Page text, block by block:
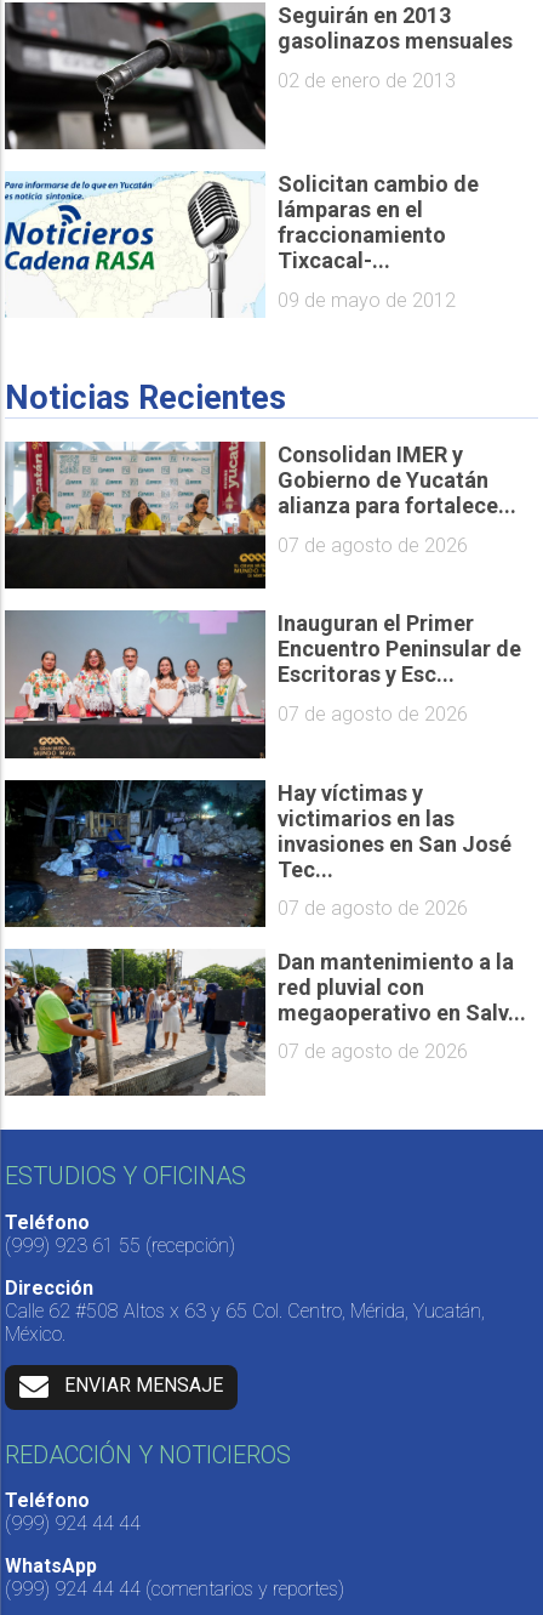
Seguirán en 2013
gasolinazos mensuales
02 de enero de 2013
Solicitan cambio de
lámparas en el
fraccionamiento
Tixcacal-...
09 de mayo de 2012
Noticias Recientes
Consolidan IMER y
Gobierno de Yucatán
alianza para fortalece...
07 de agosto de 2026
Inauguran el Primer
Encuentro Peninsular de
Escritoras y Esc...
07 de agosto de 2026
Hay víctimas y
victimarios en las
invasiones en San José
Tec...
07 de agosto de 2026
Dan mantenimiento a la
red pluvial con
megaoperativo en Salv...
07 de agosto de 2026
ESTUDIOS Y OFICINAS
Teléfono
(999) 923 61 55 (recepción)
Dirección
Calle 62 #508 Altos x 63 y 65 Col. Centro, Mérida, Yucatán,
México.
ENVIAR MENSAJE
REDACCIÓN Y NOTICIEROS
Teléfono
(999) 924 44 44
WhatsApp
(999) 924 44 44 (comentarios y reportes)